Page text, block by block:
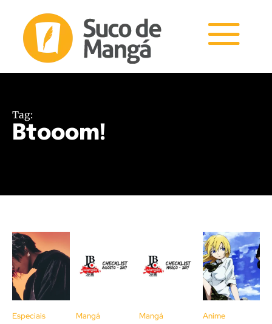
Tag:
Btooom!
Especiais Mangá Mangá Anime